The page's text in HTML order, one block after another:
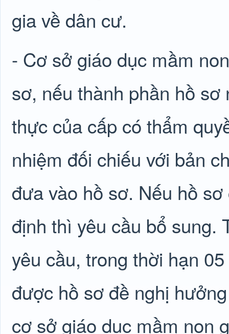
gia về dân cư.
- Cơ sở giáo dục mầm
sơ, nếu thành phần hồ
thực của cấp có thẩm
nhiệm đối chiếu với bản
đưa vào hồ sơ. Nếu hồ
định thì yêu cầu bổ sung.
yêu cầu, trong thời hạn
được hồ sơ đề nghị
cơ sở giáo dục mầm non